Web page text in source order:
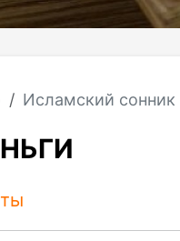
Исламский сонник